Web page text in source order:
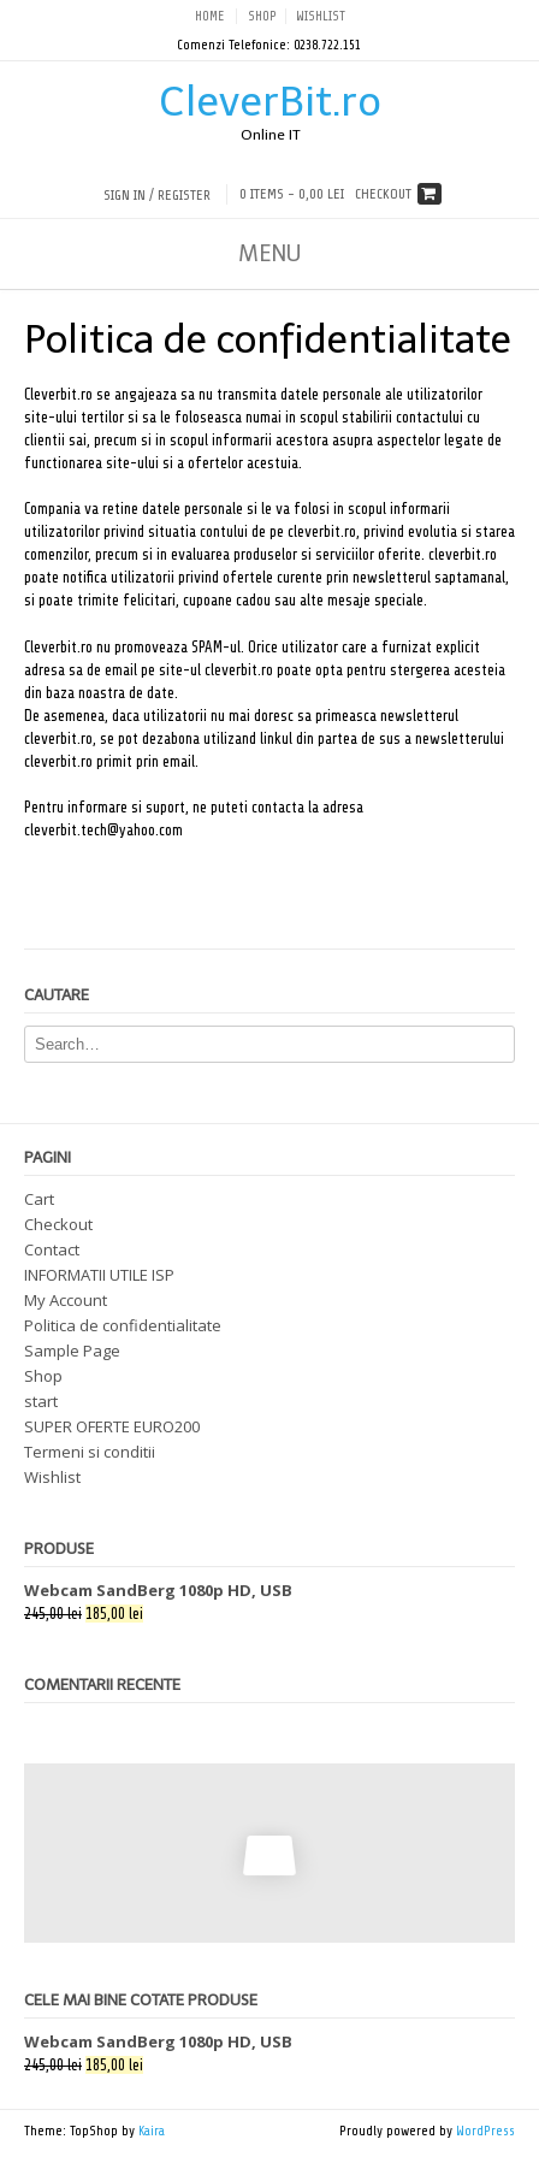
HOME SHOP
WISHLIST
Comenzi Telefonice: 0238.722.151
CleverBit.ro
Online IT
SIGN IN / REGISTER 0 ITEMS - 0,00 LEI CHECKOUT
MENU
Politica de confidentialitate
Cleverbit.ro se angajeaza sa nu transmita datele personale ale utilizatorilor
site-ului tertilor si sa le foloseasca numai in scopul stabilirii contactului cu
clientii sai, precum si in scopul informarii acestora asupra aspectelor legate de
functionarea site-ului si a ofertelor acestuia.
Compania va retine datele personale si le va folosi in scopul informarii
utilizatorilor privind situatia contului de pe cleverbit.ro, privind evolutia si starea
comenzilor, precum si in evaluarea produselor si serviciilor oferite. cleverbit.ro
poate notifica utilizatorii privind ofertele curente prin newsletterul saptamanal,
si poate trimite felicitari, cupoane cadou sau alte mesaje speciale.
Cleverbit.ro nu promoveaza SPAM-ul. Orice utilizator care a furnizat explicit
adresa sa de email pe site-ul cleverbit.ro poate opta pentru stergerea acesteia
din baza noastra de date.
De asemenea, daca utilizatorii nu mai doresc sa primeasca newsletterul
cleverbit.ro, se pot dezabona utilizand linkul din partea de sus a newsletterului
cleverbit.ro primit prin email.
Pentru informare si suport, ne puteti contacta la adresa
cleverbit.tech@yahoo.com
CAUTARE
PAGINI
Cart
Checkout
Contact
INFORMATII UTILE ISP
My Account
Politica de confidentialitate
Sample Page
Shop
start
SUPER OFERTE EURO200
Termeni si conditii
Wishlist
PRODUSE
Webcam SandBerg 1080p HD, USB
245,00 lei 185,00 lei
COMENTARII RECENTE
CELE MAI BINE COTATE PRODUSE
Webcam SandBerg 1080p HD, USB
245,00 lei 185,00 lei
Theme: TopShop by Kaira Proudly powered by WordPress